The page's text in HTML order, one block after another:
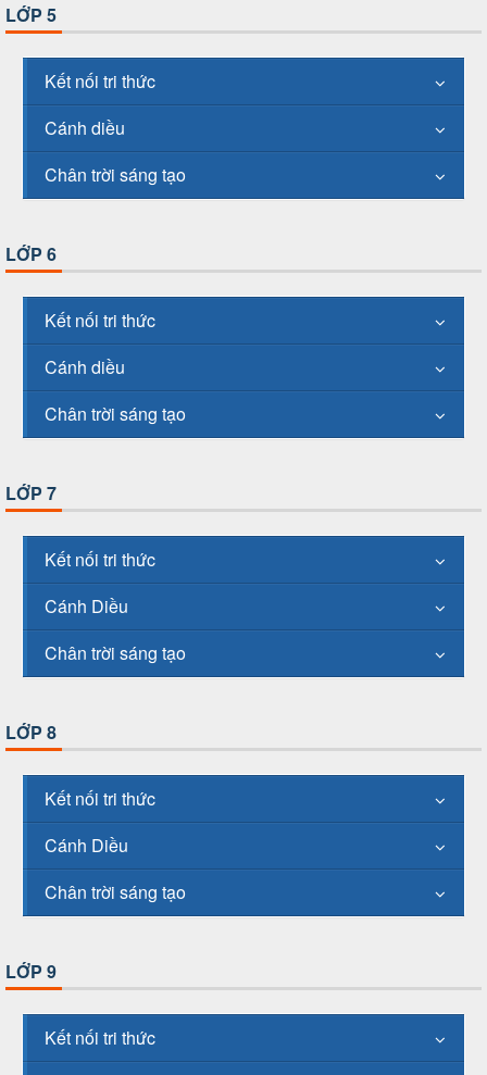
LỚP 5
Kết nối tri thức
Cánh diều
Chân trời sáng tạo
LỚP 6
Kết nối tri thức
Cánh diều
Chân trời sáng tạo
LỚP 7
Kết nối tri thức
Cánh Diều
Chân trời sáng tạo
LỚP 8
Kết nối tri thức
Cánh Diều
Chân trời sáng tạo
LỚP 9
Kết nối tri thức